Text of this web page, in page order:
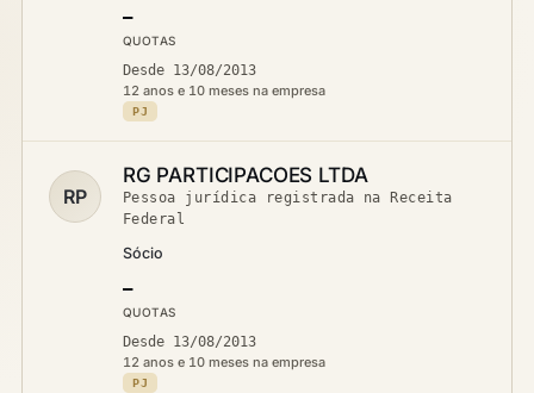
—
QUOTAS
Desde 13/08/2013
12 anos e 10 meses na empresa
PJ
RP
RG PARTICIPACOES LTDA
Pessoa jurídica registrada na Receita
Federal
Sócio
—
QUOTAS
Desde 13/08/2013
12 anos e 10 meses na empresa
PJ